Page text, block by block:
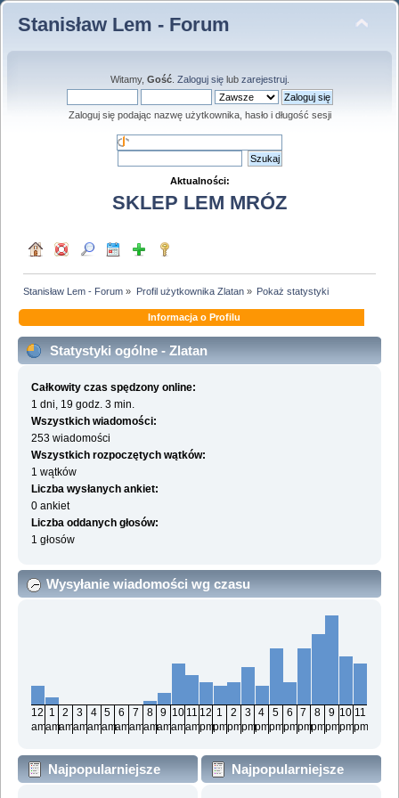
Stanisław Lem - Forum
Witamy, Gość. Zaloguj sięlub zarejestruj.
Zaloguj się podając nazwę użytkownika, hasło i długość sesji
Aktualności:
SKLEP LEM MRÓZ
Stanisław Lem - Forum » Profil użytkownika Zlatan» Pokaż statystyki
Informacja o Profilu
Statystyki ogólne - Zlatan
Całkowity czas spędzony online:
1 dni, 19 godz. 3 min.
Wszystkich wiadomości:
253 wiadomości
Wszystkich rozpoczętych wątków:
1 wątków
Liczba wysłanych ankiet:
0 ankiet
Liczba oddanych głosów:
1 głosów
Wysyłanie wiadomości wg czasu
12
am
1
am
2
am
3
am
4
am
5
am
6
am
7
am
8
am
9
am
10
am
11
am
12
pm
1
pm
2
pm
3
pm
4
pm
5
pm
6
pm
7
pm
8
pm
9
pm
10
pm
11
pm
Najpopularniejsze
Najpopularniejsze